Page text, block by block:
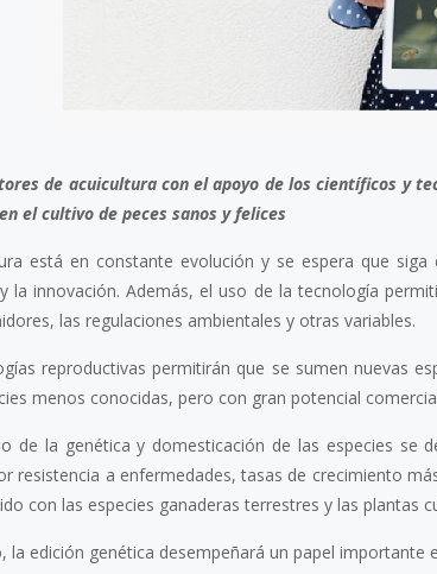
de acuicultura con el apoyo de los científicos y
el cultivo de peces sanos y felices
está en constante evolución y se espera que
la innovación. Además, el uso de la tecnología
las regulaciones ambientales y otras variables.
reproductivas permitirán que se sumen nuevas
menos conocidas, pero con gran potencial
de la genética y domesticación de las especies se
resistencia a enfermedades, tasas de crecimiento
con las especies ganaderas terrestres y las plantas
la edición genética desempeñará un papel